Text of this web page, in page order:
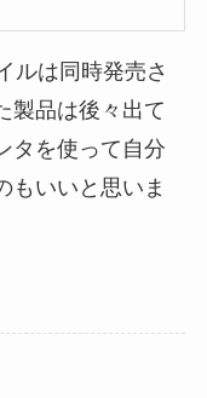
ルは同時発売さ
製品は後々出て
タを使って自分
もいいと思いま